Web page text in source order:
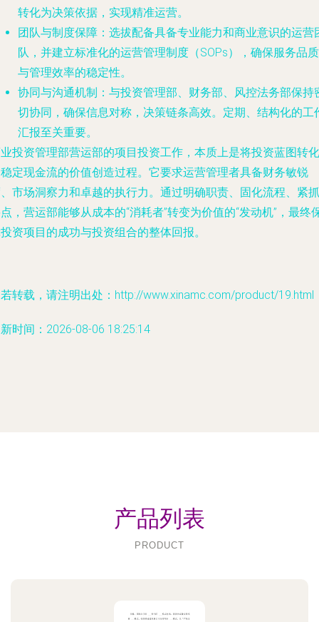
转化为决策依据，实现精准运营。
团队与制度保障 ：选拔配备具备专业能力和商业意识的运营
队，并建立标准化的运营管理制度（SOPs），确保服务品质
与管理效率的稳定性。
协同与沟通机制 ：与投资管理部、财务部、风控法务部保持
切协同，确保信息对称，决策链条高效。定期、结构化的工
汇报至关重要。
投资管理部营运部的项目投资工作，本质上是将投资蓝图转化
定现金流的价值创造过程。它要求运营管理者具备财务敏锐
市场洞察力和卓越的执行力。通过明确职责、固化流程、紧抓
，营运部能够从成本的“消耗者”转变为价值的“发动机”，最终
资项目的成功与投资组合的整体回报。
转载，请注明出处：http://www.xinamc.com/product/19.html
时间：2026-08-06 18:25:14
产品列表
PRODUCT